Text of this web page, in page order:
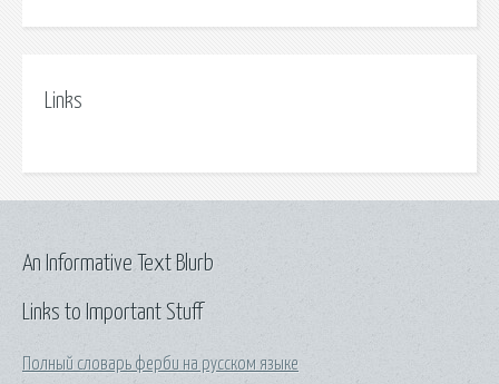
Links
Links to Important Stuff
Полный словарь ферби на русском языке
An Informative Text Blurb